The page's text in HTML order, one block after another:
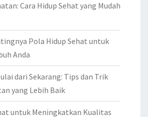
Cara Hidup Sehat yang Mudah
Pola Hidup Sehat untuk
Anda
dari Sekarang: Tips dan Trik
yang Lebih Baik
untuk Meningkatkan Kualitas